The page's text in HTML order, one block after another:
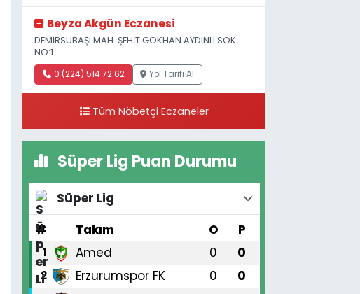
Beyza Akgün Eczanesi
DEMİRSUBAŞI MAH. ŞEHİT GÖKHAN AYDINLI SOK.
NO:1
0 (224) 514 72 62 Yol Tarifi Al
Tüm Nöbetçi Eczaneler
Süper Lig Puan Durumu
Süper Lig
#
Takım O P
1 Amed 0 0
2 Erzurumspor FK 0 0